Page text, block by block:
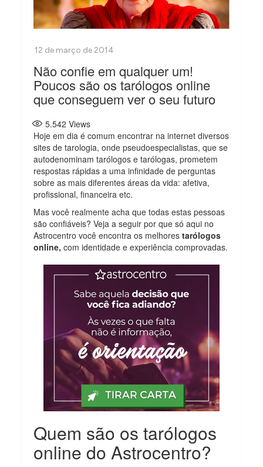
Não confie em qualquer um!
Poucos são os tarólogos online
que conseguem ver o seu futuro
5.542 Views
Hoje em dia é comum encontrar na internet diversos
sites de tarologia, onde pseudoespecialistas, que se
autodenominam tarólogos e tarólogas, prometem
respostas rápidas a uma infinidade de perguntas
sobre as mais diferentes áreas da vida: afetiva,
profissional, financeira etc.
Mas você realmente acha que todas estas pessoas
são confiáveis? Veja a seguir por que só aqui no
Astrocentro você encontra os melhorestarólogos
online, com identidade e experiência comprovadas.
Quem são os tarólogos
online do Astrocentro?